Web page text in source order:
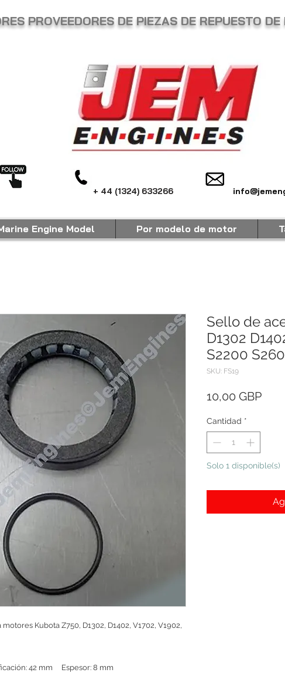
PROVEEDORES DE PIEZAS DE REPUESTO
+ 44 (1324) 633266
Kubota Z750, D1302, D1402, V1702, V1902,
42 mm Espesor: 8 mm
Sello de
D1302
S2200
SKU: FS19
10,00 GBP
Cantidad *
Solo 1 disponible(s)
Engine Model Por modelo de motor